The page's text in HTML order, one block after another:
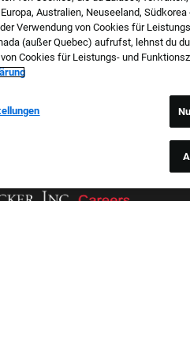
Australien, Neuseeland,
Verwendung von Cookies für
(außer Quebec) aufrufst, lehnst du
Cookies für Leistungs- und